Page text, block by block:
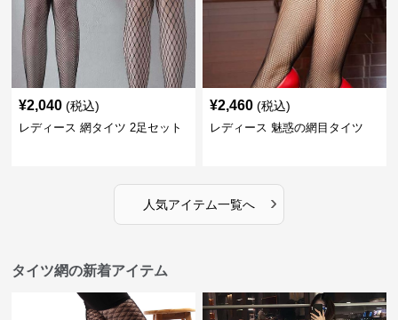
¥2,040 (税込)
レディース 網タイツ 2足セット
¥2,460 (税込)
レディース 魅惑の網目タイツ
人気アイテム一覧へ ›
タイツ網の新着アイテム